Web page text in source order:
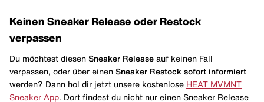
Keinen Sneaker Release oder Restock
verpassen
Du möchtest diesen Sneaker Release auf keinen Fall
verpassen, oder über einen Sneaker Restock sofort informiert
werden? Dann hol dir jetzt unsere kostenlose HEAT MVMNT
Sneaker App. Dort findest du nicht nur einen Sneaker Release